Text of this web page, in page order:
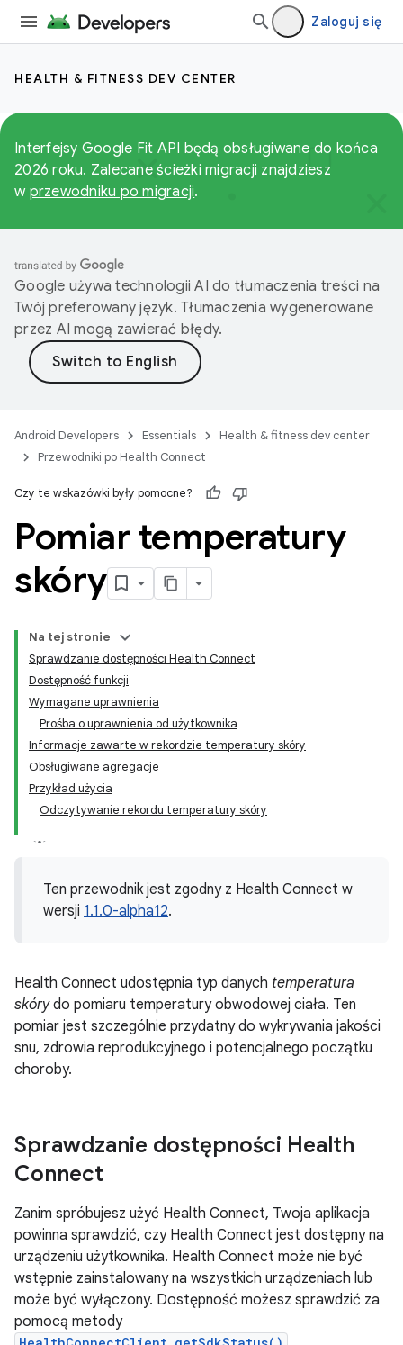
Zaloguj się
HEALTH & FITNESS DEV CENTER
Interfejsy Google Fit API będą obsługiwane do końca
2026 roku. Zalecane ścieżki migracji znajdziesz
w przewodniku po migracji.
Google używa technologii AI do tłumaczenia treści na
Twój preferowany język. Tłumaczenia wygenerowane
przez AI mogą zawierać błędy.
Android Developers Essentials
Health & fitness dev center
Przewodniki po Health Connect
Czy te wskazówki były pomocne?
Pomiar temperatury
skóry
Na tej stronie
Sprawdzanie dostępności Health Connect
Dostępność funkcji
Wymagane uprawnienia
Prośba o uprawnienia od użytkownika
Informacje zawarte w rekordzie temperatury skóry
Obsługiwane agregacje
Przykład użycia
Odczytywanie rekordu temperatury skóry
Ten przewodnik jest zgodny z Health Connect w
wersji 1.1.0-alpha12.
Health Connect udostępnia typ danych temperatura
skórydo pomiaru temperatury obwodowej ciała. Ten
pomiar jest szczególnie przydatny do wykrywania jakości
snu, zdrowia reprodukcyjnego i potencjalnego początku
choroby.
Sprawdzanie dostępności Health
Connect
Zanim spróbujesz użyć Health Connect, Twoja aplikacja
powinna sprawdzić, czy Health Connect jest dostępny na
urządzeniu użytkownika. Health Connect może nie być
wstępnie zainstalowany na wszystkich urządzeniach lub
może być wyłączony. Dostępność możesz sprawdzić za
pomocą metody